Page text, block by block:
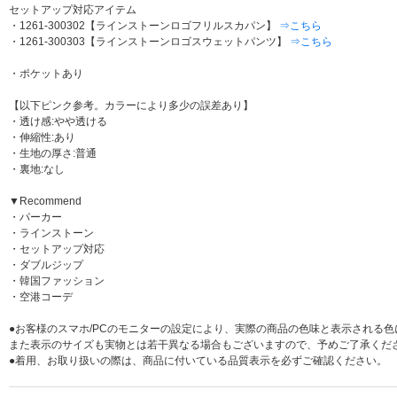
セットアップ対応アイテム
・1261-300302【ラインストーンロゴフリルスカパン】 ⇒こちら
・1261-300303【ラインストーンロゴスウェットパンツ】 ⇒こちら
・ポケットあり
【以下ピンク参考。カラーにより多少の誤差あり】
・透け感:やや透ける
・伸縮性:あり
・生地の厚さ:普通
・裏地:なし
▼Recommend
・パーカー
・ラインストーン
・セットアップ対応
・ダブルジップ
・韓国ファッション
・空港コーデ
●お客様のスマホ/PCのモニターの設定により、実際の商品の色味と表示される色
また表示のサイズも実物とは若干異なる場合もございますので、予めご了承くだ
●着用、お取り扱いの際は、商品に付いている品質表示を必ずご確認ください。